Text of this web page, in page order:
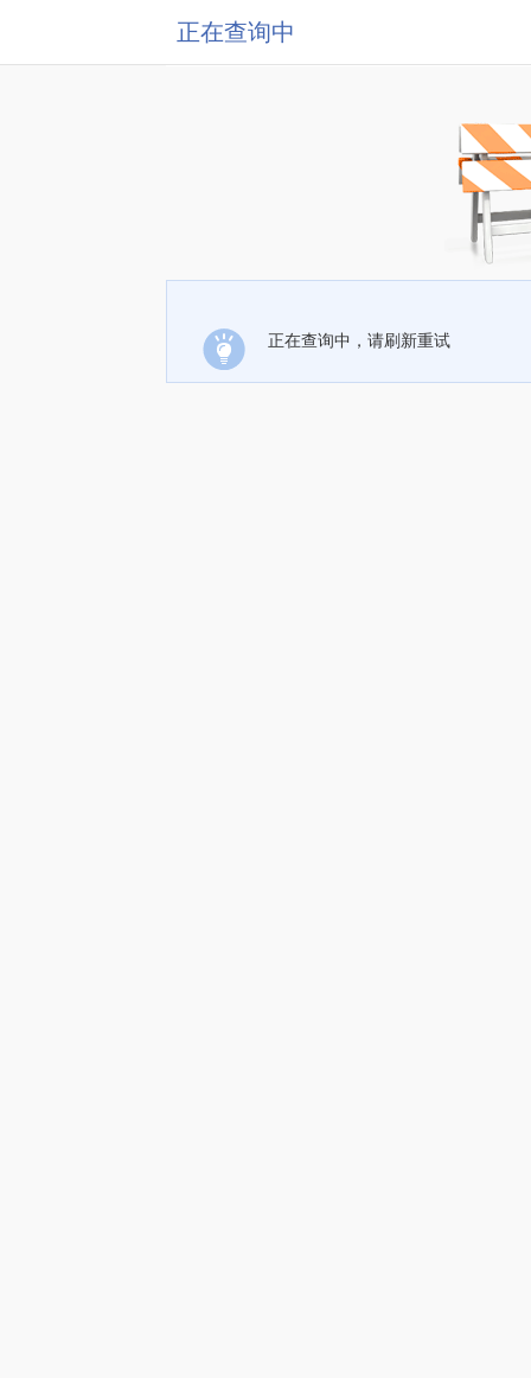
正在查询中
正在查询中，请刷新重试